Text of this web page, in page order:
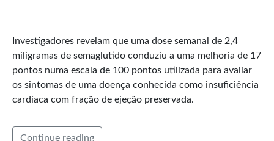
Investigadores revelam que uma dose semanal de 2,4
miligramas de semaglutido conduziu a uma melhoria de 17
pontos numa escala de 100 pontos utilizada para avaliar
os sintomas de uma doença conhecida como insuficiência
cardíaca com fração de ejeção preservada.
Continue reading